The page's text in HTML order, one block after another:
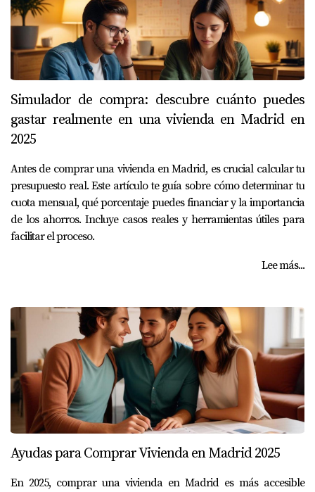
Simulador de compra: descubre cuánto puedes
gastar realmente en una vivienda en Madrid en
2025
Antes de comprar una vivienda en Madrid, es crucial calcular tu
presupuesto real. Este artículo te guía sobre cómo determinar tu
cuota mensual, qué porcentaje puedes financiar y la importancia
de los ahorros. Incluye casos reales y herramientas útiles para
facilitar el proceso.
Lee más...
Ayudas para Comprar Vivienda en Madrid 2025
En 2025, comprar una vivienda en Madrid es más accesible